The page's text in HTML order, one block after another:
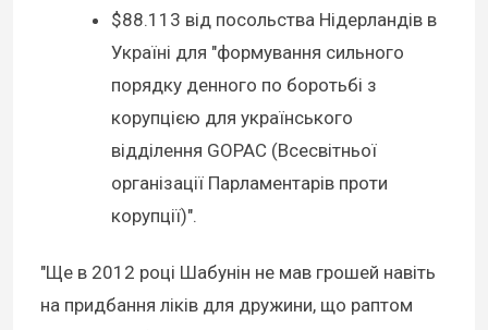
$88.113 від посольства Нідерландів в
Україні для "формування сильного
порядку денного по боротьбі з
корупцією для українського
відділення GOPAC (Всесвітньої
організації Парламентарів проти
корупції)".
"Ще в 2012 році Шабунін не мав грошей навіть
на придбання ліків для дружини, що раптом